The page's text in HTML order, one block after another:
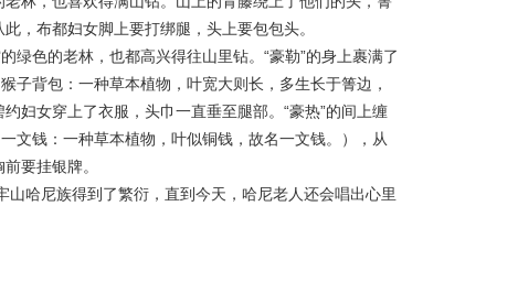
，布都妇女脚上要打绑腿，头上要包包头。
色的老林，也都高兴得往山里钻。“豪勒”的身上裹满了
子背包：一种草本植物，叶宽大则长，多生长于箐边，
妇女穿上了衣服，头巾一直垂至腿部。“豪热”的间上缠
一文钱：一种草本植物，叶似铜钱，故名一文钱。），从
要挂银牌。
尼族得到了繁衍，直到今天，哈尼老人还会唱出心里